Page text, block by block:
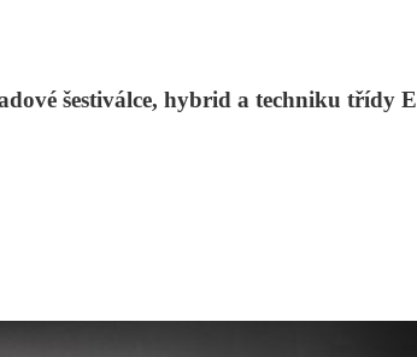
šestiválce, hybrid a techniku třídy E